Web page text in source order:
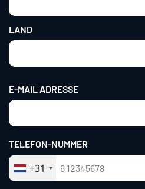
LAND
E-MAIL ADRESSE
TELEFON-NUMMER
+31